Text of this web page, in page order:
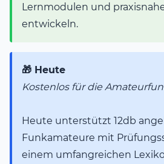
Lernmodulen und
entwickeln.
🎁 Heute
Kostenlos für die
Heute unterstützt 12db
Funkamateure mit
einem umfangreichen